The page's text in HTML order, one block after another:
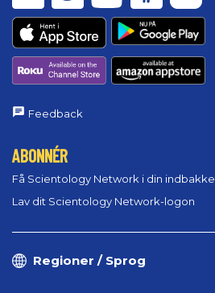
Feedback
ABONNÉR
Få Scientology Network i din indbakke
Lav dit Scientology Network-logon
Regioner / Sprog